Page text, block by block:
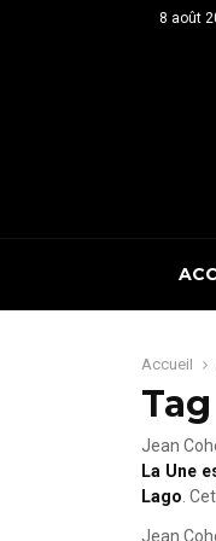
8 août
Accueil
Jean
La Une
Lago .
Jean